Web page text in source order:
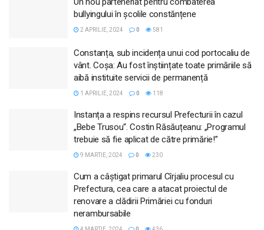
bullyingului în școlile constănțene
2 APRILIE, 2024 0 581
Constanța, sub incidența unui cod portocaliu de
vânt. Coșa: Au fost înștiințate toate primăriile să
aibă instituite servicii de permanență
1 APRILIE, 2024 0 118
Instanța a respins recursul Prefecturii în cazul
„Bebe Trusou“. Costin Răsăuțeanu: „Programul
trebuie să fie aplicat de către primărie!”
9 MARTIE, 2024 0 230
Cum a câștigat primarul Cîrjaliu procesul cu
Prefectura, cea care a atacat proiectul de
renovare a clădirii Primăriei cu fonduri
nerambursabile